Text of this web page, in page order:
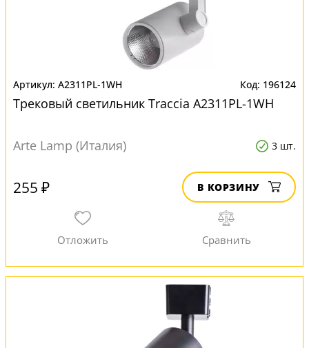
A2311PL-1WH 196124
Трековый светильник Traccia A2311PL-1WH
Arte Lamp (Италия) 3 шт.
255 ₽ В КОРЗИНУ